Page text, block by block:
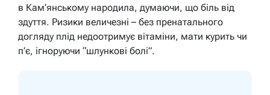
в Кам’янському народила, думаючи, що біль від
здуття. Ризики величезні – без пренатального
догляду плід недоотримує вітаміни, мати курить чи
п’є, ігноруючи “шлункові болі”.